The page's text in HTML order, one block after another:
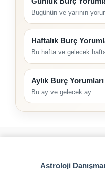
Bugünün ve yarının
Haftalık Burç
Bu hafta ve gelecek
Aylık Burç Yorumları
Bu ay ve gelecek ay
Astroloji